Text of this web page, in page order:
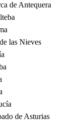
de Antequera
las Nieves
de Asturias